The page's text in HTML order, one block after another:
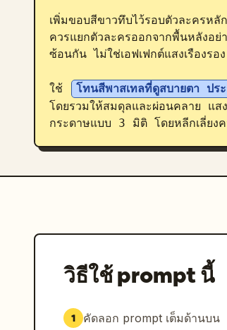
เพิ่มขอบสีขาวทึบไว้รอบตัวละครห
ควรแยกตัวละครออกจากพื้นหลังอย่
ซ้อนกัน ไม่ใช่เอฟเฟกต์แสงเรืองรอง
ใช้ โทนสีพาสเทลที่ดูสบายตา ป
โดยรวมให้สมดุลและผ่อนคลาย แส
กระดาษแบบ 3 มิติ โดยหลีกเลี่ยงค
วิธีใช้ prompt นี้
1 คัดลอก prompt เต็มด้านบน